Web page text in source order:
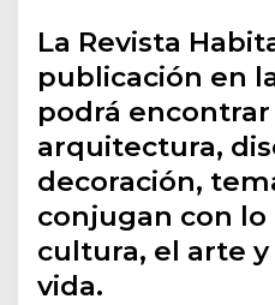
La Revista
publicación en
podrá
arquitectura,
decoración,
conjugan con
cultura, el arte
vida.